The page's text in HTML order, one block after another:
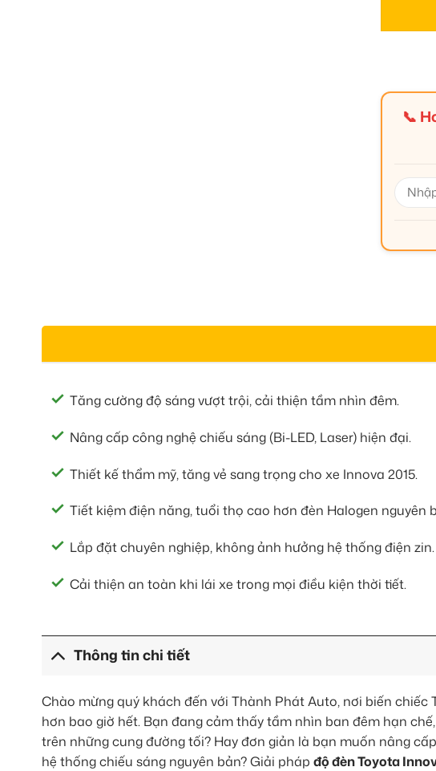
📞
Tăng cường độ sáng vượt trội, cải thiện tầm nhìn đêm.
Nâng cấp công nghệ chiếu sáng (Bi-LED, Laser) hiện đại.
Thiết kế thẩm mỹ, tăng vẻ sang trọng cho xe Innova 2015.
Tiết kiệm điện năng, tuổi thọ cao hơn đèn Halogen nguyên
Lắp đặt chuyên nghiệp, không ảnh hưởng hệ thống điện zin.
Cải thiện an toàn khi lái xe trong mọi điều kiện thời tiết.
Thông tin chi tiết
Chào mừng quý khách đến với Thành Phát Auto, nơi biến
hơn bao giờ hết. Bạn đang cảm thấy tầm nhìn ban đêm hạn
trên những cung đường tối? Hay đơn giản là bạn muốn nâng
hệ thống chiếu sáng nguyên bản? Giải pháp độ đèn Toyota